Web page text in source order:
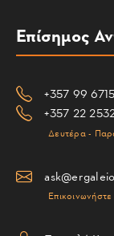
Επίσημος
+357 99
+357 22
Δευτέρα -